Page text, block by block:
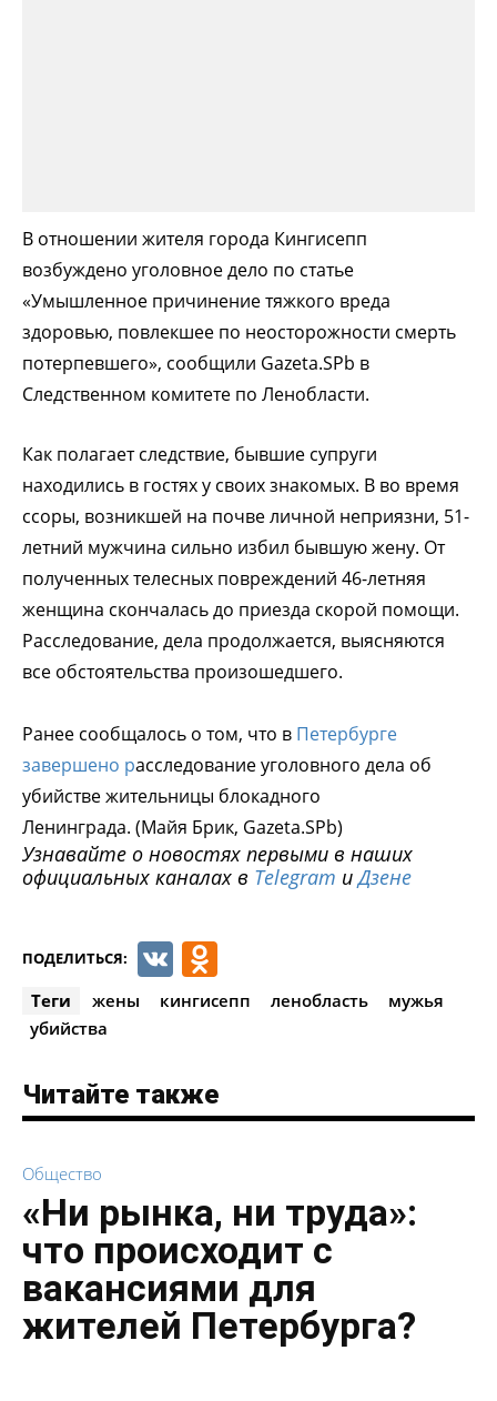
В отношении жителя города Кингисепп
возбуждено уголовное дело по статье
«Умышленное причинение тяжкого вреда
здоровью, повлекшее по неосторожности смерть
потерпевшего», сообщили Gazeta.SPb в
Следственном комитете по Ленобласти.
Как полагает следствие, бывшие супруги
находились в гостях у своих знакомых. В во время
ссоры, возникшей на почве личной неприязни, 51-
летний мужчина сильно избил бывшую жену. От
полученных телесных повреждений 46-летняя
женщина скончалась до приезда скорой помощи.
Расследование, дела продолжается, выясняются
все обстоятельства произошедшего.
Ранее сообщалось о том, что в Петербурге
завершено расследование уголовного дела об
убийстве жительницы блокадного
Ленинграда. (Майя Брик, Gazeta.SPb)
Узнавайте о новостях первыми в наших
официальных каналах в Telegram иДзене
ПОДЕЛИТЬСЯ: VK
Теги жены кингисепп ленобласть
мужья
убийства
Читайте также
Общество
«Ни рынка, ни труда»:
что происходит с
вакансиями для
жителей Петербурга?